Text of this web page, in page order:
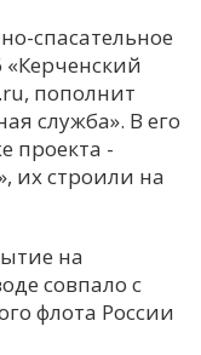
спасательное
пополнит
служба». В его
проекта -
их строили на
на
совпало с
флота России